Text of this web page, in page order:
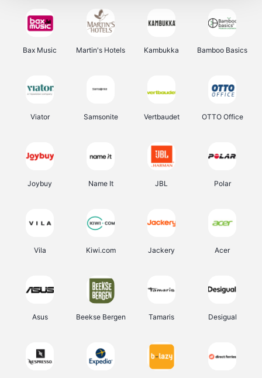
Bax Music Martin's Hotels Kambukka Bamboo Basics
Viator Samsonite Vertbaudet OTTO Office
Joybuy Name It JBL Polar
Vila Kiwi.com Jackery Acer
Asus Beekse Bergen Tamaris Desigual